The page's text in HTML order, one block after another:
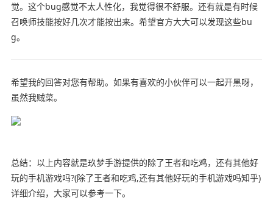
觉。这个bug感觉不太人性化，我觉得很不舒服。还有就是有时候
召唤师技能按好几次才能按出来。希望官方大大可以发现这些bu
g。
希望我的回答对您有帮助。如果有喜欢的小伙伴可以一起开黑呀，
虽然我贼菜。
总结：以上内容就是玖梦手游提供的除了王者和吃鸡，还有其他好
玩的手机游戏吗?(除了王者和吃鸡,还有其他好玩的手机游戏吗知乎)
详细介绍，大家可以参考一下。